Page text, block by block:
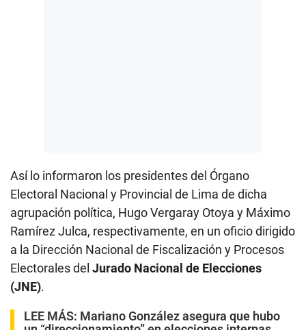
Así lo informaron los presidentes del Órgano
Electoral Nacional y Provincial de Lima de dicha
agrupación política, Hugo Vergaray Otoya y Máximo
Ramírez Julca, respectivamente, en un oficio dirigido
a la Dirección Nacional de Fiscalización y Procesos
Electorales del Jurado Nacional de Elecciones
(JNE).
LEE MÁS: Mariano González asegura que hubo